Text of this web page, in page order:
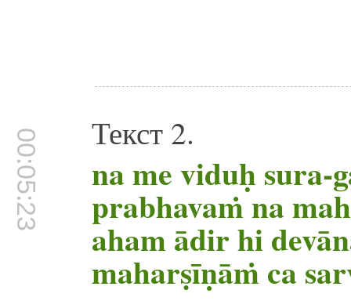
00:05:23 Текст 2.
na me viduḥ sura-
prabhavaṁ na
aham ādir hi
maharṣīṇāṁ ca